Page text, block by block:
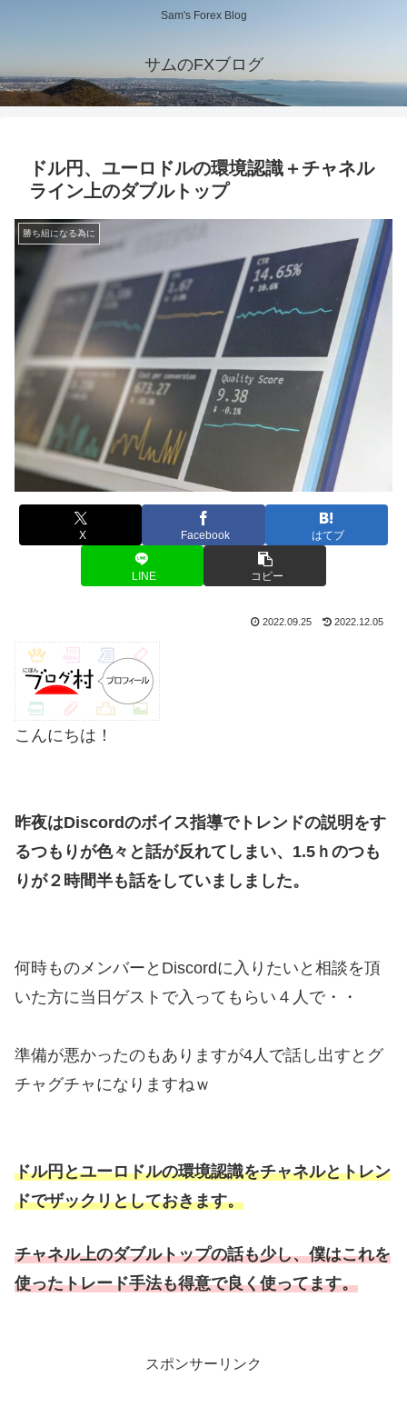
Sam's Forex Blog
サムのFXブログ
ドル円、ユーロドルの環境認識＋チャネル
ライン上のダブルトップ
勝ち組になる為に
X Facebook はてブ
LINE コピー
2022.09.25 2022.12.05
こんにちは！
昨夜はDiscordのボイス指導でトレンドの説明をす
るつもりが色々と話が反れてしまい、1.5ｈのつも
りが２時間半も話をしていましました。
何時ものメンバーとDiscordに入りたいと相談を頂
いた方に当日ゲストで入ってもらい４人で・・
準備が悪かったのもありますが4人で話し出すとグ
チャグチャになりますねｗ
ドル円とユーロドルの環境認識をチャネルとトレン
ドでザックリとしておきます。
チャネル上のダブルトップの話も少し、僕はこれを
使ったトレード手法も得意で良く使ってます。
スポンサーリンク